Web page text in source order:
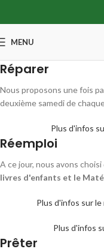
MENU
Réparer
Nous proposons une fois
deuxième samedi de
Plus d'infos
Réemploi
A ce jour, nous avons
livres d'enfants et le
Plus d'infos sur
Plus d'infos
Prêter